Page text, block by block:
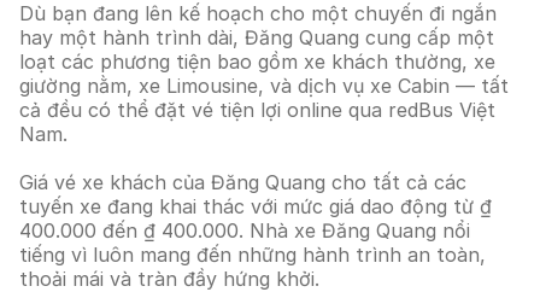
Dù bạn đang lên kế hoạch cho một chuyến đi ngắn
hay một hành trình dài, Đăng Quang cung cấp một
loạt các phương tiện bao gồm xe khách thường, xe
giường nằm, xe Limousine, và dịch vụ xe Cabin — tất
cả đều có thể đặt vé tiện lợi online qua redBus Việt
Nam.
Giá vé xe khách của Đăng Quang cho tất cả các
tuyến xe đang khai thác với mức giá dao động từ ₫
400.000 đến ₫ 400.000. Nhà xe Đăng Quang nổi
tiếng vì luôn mang đến những hành trình an toàn,
thoải mái và tràn đầy hứng khởi.